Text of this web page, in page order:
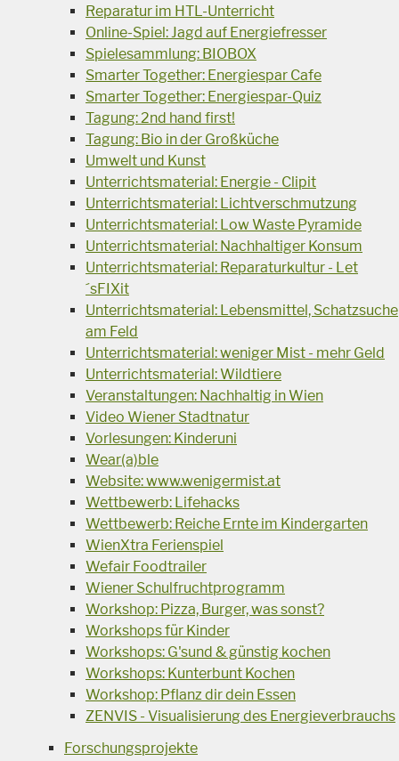
Reparatur im HTL-Unterricht
Online-Spiel: Jagd auf Energiefresser
Spielesammlung: BIOBOX
Smarter Together: Energiespar Cafe
Smarter Together: Energiespar-Quiz
Tagung: 2nd hand first!
Tagung: Bio in der Großküche
Umwelt und Kunst
Unterrichtsmaterial: Energie - Clipit
Unterrichtsmaterial: Lichtverschmutzung
Unterrichtsmaterial: Low Waste Pyramide
Unterrichtsmaterial: Nachhaltiger Konsum
Unterrichtsmaterial: Reparaturkultur - Let
´sFIXit
Unterrichtsmaterial: Lebensmittel, Schatzsuche
am Feld
Unterrichtsmaterial: weniger Mist - mehr Geld
Unterrichtsmaterial: Wildtiere
Veranstaltungen: Nachhaltig in Wien
Video Wiener Stadtnatur
Vorlesungen: Kinderuni
Wear(a)ble
Website: www.wenigermist.at
Wettbewerb: Lifehacks
Wettbewerb: Reiche Ernte im Kindergarten
WienXtra Ferienspiel
Wefair Foodtrailer
Wiener Schulfruchtprogramm
Workshop: Pizza, Burger, was sonst?
Workshops für Kinder
Workshops: G'sund & günstig kochen
Workshops: Kunterbunt Kochen
Workshop: Pflanz dir dein Essen
ZENVIS - Visualisierung des Energieverbrauchs
Forschungsprojekte